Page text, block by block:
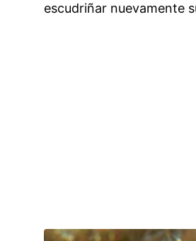
escudriñar nuevamente